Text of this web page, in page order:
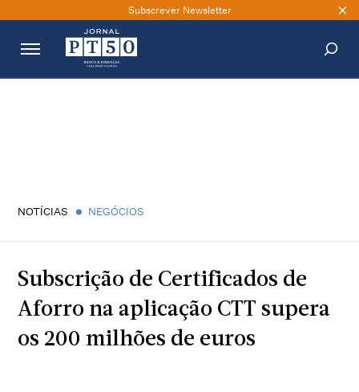
Subscrever Newsletter
NOTÍCIAS NEGÓCIOS
Subscrição de Certificados de
Aforro na aplicação CTT supera
os 200 milhões de euros